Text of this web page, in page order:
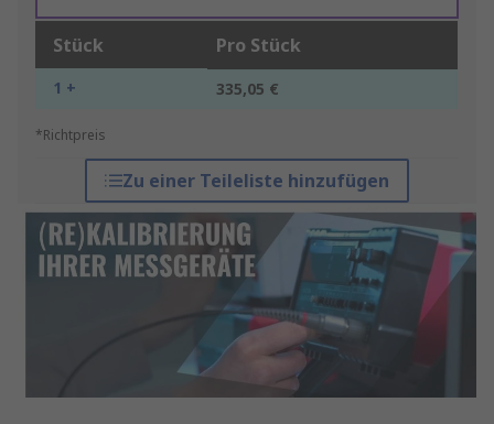
Stück Pro Stück
1 + 335,05 €
*Richtpreis
Zu einer Teileliste hinzufügen